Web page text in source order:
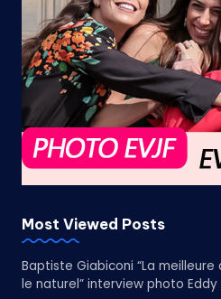
Most Viewed Posts
Baptiste Giabiconi “La
le naturel” interview photo Eddy